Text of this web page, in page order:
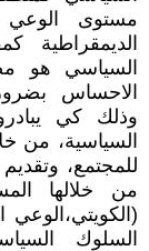
مستوى الوعي
الديمقراطية
السياسي هو
الاحساس
وذلك كي
السياسية، من
للمجتمع،
من خلالها